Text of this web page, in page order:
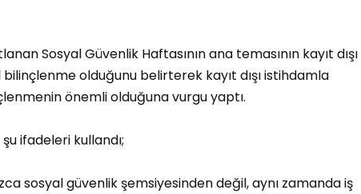
Sosyal Güvenlik Haftasının ana temasının kayıt dışı
olduğunu belirterek kayıt dışı istihdamla
önemli olduğuna vurgu yaptı.
ifadeleri kullandı;
sosyal güvenlik şemsiyesinden değil, aynı zamanda iş